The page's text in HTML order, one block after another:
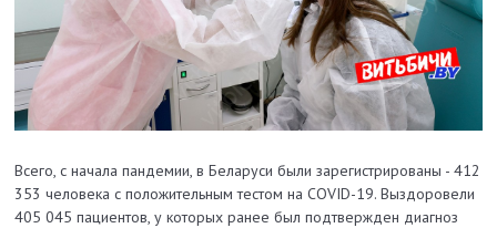
Всего, с начала пандемии, в Беларуси были зарегистрированы - 412
353 человека с положительным тестом на COVID-19. Выздоровели
405 045 пациентов, у которых ранее был подтвержден диагноз